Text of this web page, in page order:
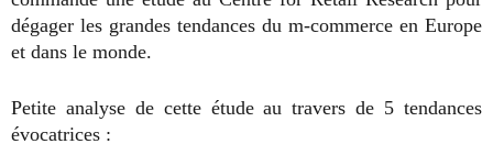
dégager les grandes tendances du m-commerce en Europe
et dans le monde.
Petite analyse de cette étude au travers de 5 tendances
évocatrices :